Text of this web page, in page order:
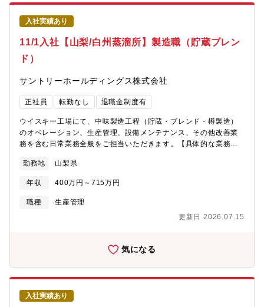
入社実績あり
11/1入社【山梨/白州蒸溜所】製造職（貯蔵ブレン
ド）
サントリーホールディングス株式会社
正社員 転勤なし 退職金制度有
ウイスキー工場にて、中味製造工程（貯蔵・ブレンド・樽製造）
のオペレーション、生産管理、設備メンテナンス、その他改善業
務を含む日常業務全般をご担当いただきます。【具体的な業務内
ー原酒の移送、ブレンド作業 ■品質確認（官能評価含む）、管
理、改善 ■設備保全業務 ■改善業務【配属先情報】：サントリ
ーホールディングス株式会社籍にて採用、入社後すぐにサントリ
ー株式会社への出向となります。
勤務地 山梨県
年収 400万円～715万円
職種
生産管理
更新日 2026.07.15
気になる
入社実績あり